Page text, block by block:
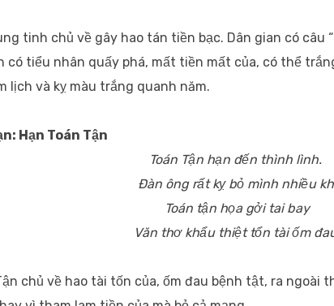
tinh chủ về gây hao tán tiền bạc. Dân gian có câu
có tiểu nhân quấy phá, mất tiền mất của, có thể
lịch và kỵ màu trắng quanh năm.
Hạn Toán Tận
Toán Tận hạn đến thình lình.
Đàn ông rất kỵ bỏ mình nhiều
Toán tận họa gởi tai bay
Văn thơ khẩu thiệt tổn tài ốm
chủ về hao tài tốn của, ốm đau bệnh tật, ra ngoài